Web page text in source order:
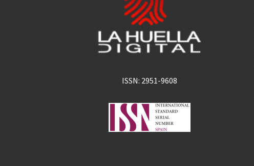
ISSN: 2951-9608